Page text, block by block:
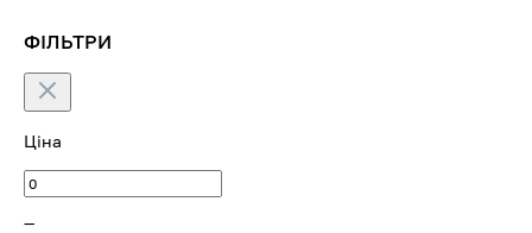
ФІЛЬТРИ
Ціна
—